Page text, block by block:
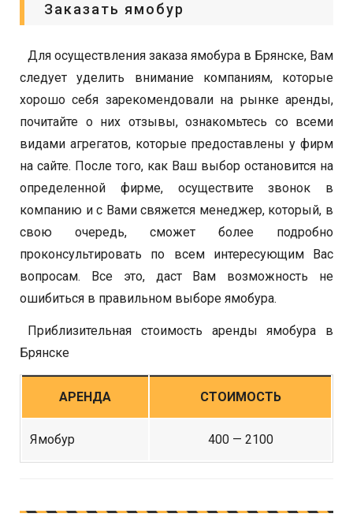
Заказать ямобур
Для осуществления заказа ямобура в Брянске, Вам
следует уделить внимание компаниям, которые
хорошо себя зарекомендовали на рынке аренды,
почитайте о них отзывы, ознакомьтесь со всеми
видами агрегатов, которые предоставлены у фирм
на сайте. После того, как Ваш выбор остановится на
определенной фирме, осуществите звонок в
компанию и с Вами свяжется менеджер, который, в
свою очередь, сможет более подробно
проконсультировать по всем интересующим Вас
вопросам. Все это, даст Вам возможность не
ошибиться в правильном выборе ямобура.
Приблизительная стоимость аренды ямобура в
Брянске
АРЕНДА СТОИМОСТЬ
Ямобур 400 — 2100